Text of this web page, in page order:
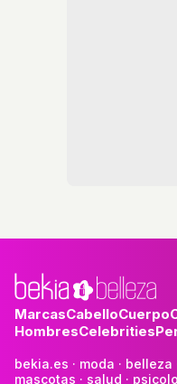
MarcasCabelloCuerpo
HombresCelebrities
bekia.es · moda · belleza
mascotas · salud ·